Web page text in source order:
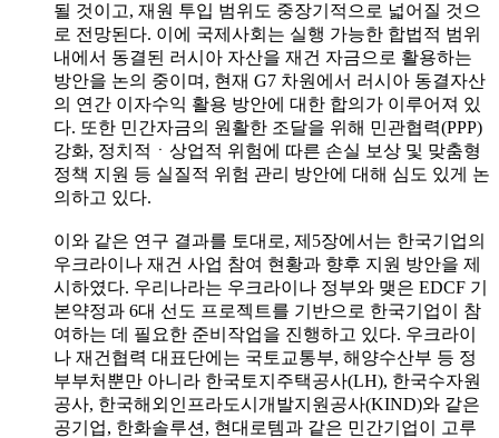
될 것이고, 재원 투입 범위도 중장기적으로 넓어질 것으
로 전망된다. 이에 국제사회는 실행 가능한 합법적 범위
내에서 동결된 러시아 자산을 재건 자금으로 활용하는
방안을 논의 중이며, 현재 G7 차원에서 러시아 동결자산
의 연간 이자수익 활용 방안에 대한 합의가 이루어져 있
다. 또한 민간자금의 원활한 조달을 위해 민관협력(PPP)
강화, 정치적ㆍ상업적 위험에 따른 손실 보상 및 맞춤형
정책 지원 등 실질적 위험 관리 방안에 대해 심도 있게 논
의하고 있다.
이와 같은 연구 결과를 토대로, 제5장에서는 한국기업의
우크라이나 재건 사업 참여 현황과 향후 지원 방안을 제
시하였다. 우리나라는 우크라이나 정부와 맺은 EDCF 기
본약정과 6대 선도 프로젝트를 기반으로 한국기업이 참
여하는 데 필요한 준비작업을 진행하고 있다. 우크라이
나 재건협력 대표단에는 국토교통부, 해양수산부 등 정
부부처뿐만 아니라 한국토지주택공사(LH), 한국수자원
공사, 한국해외인프라도시개발지원공사(KIND)와 같은
공기업, 한화솔루션, 현대로템과 같은 민간기업이 고루